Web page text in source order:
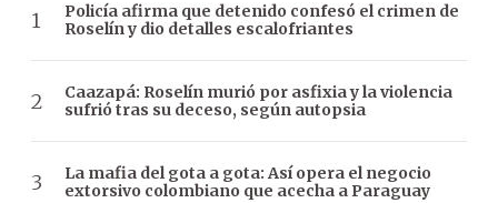
Policía afirma que detenido confesó el crimen de
Roselín y dio detalles escalofriantes
Caazapá: Roselín murió por asfixia y la violencia
sufrió tras su deceso, según autopsia
La mafia del gota a gota: Así opera el negocio
extorsivo colombiano que acecha a Paraguay